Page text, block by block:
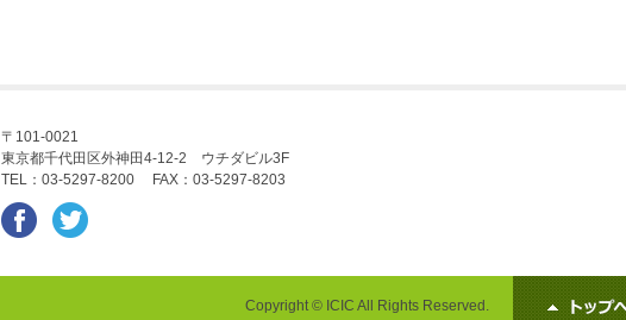
〒101-0021
東京都千代田区外神田4-12-2 ウチダビル3F
TEL：03-5297-8200 FAX：03-5297-8203
Copyright © ICIC All Rights Reserved.